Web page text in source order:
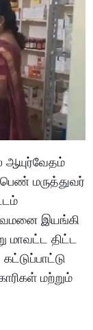
ஆயுர்வேதம்
மருத்துவர்
இயங்கி
மாவட்ட திட்ட
மற்றும்